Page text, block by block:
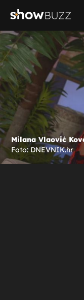
Milana Vlaović
Foto: DNEVNIK.hr